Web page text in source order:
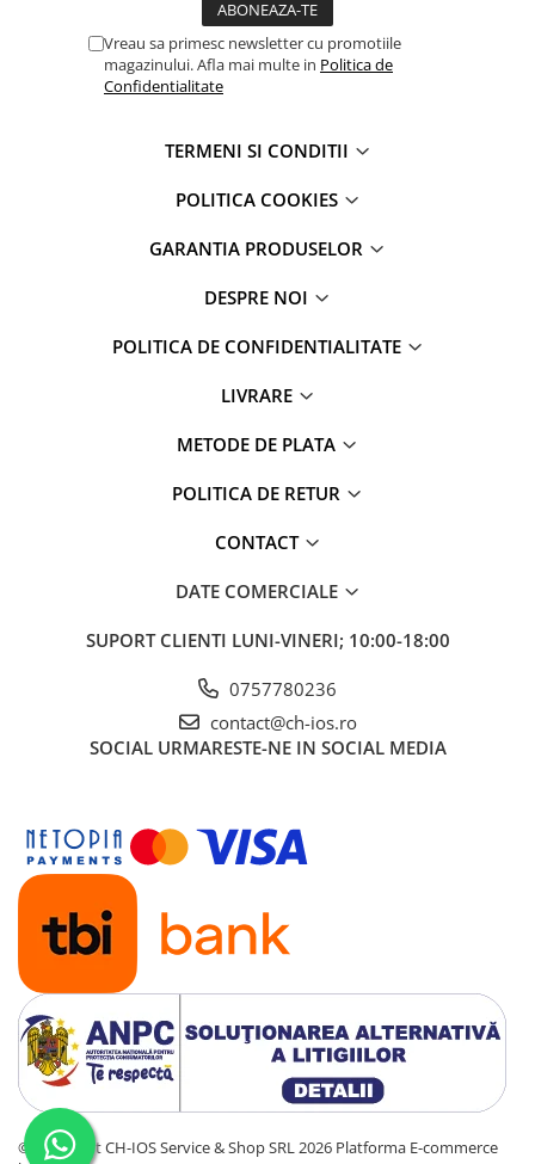
iPad Air 13 M3 (2025)
iPad Pro 11 Gen. 4 (2022)
Căști și boxe portabile
iPhone 13 Pro
iPhone 15
iPhone 15 Plus
iPhone 15 Pro
iPhone 15 Pro Max
iPhone 16
iPhone 16 Plus
iPhone 16 Pro
iPhone 16 Pro Max
iPhone 5
iPhone 5C
iPhone 6
Vreau sa primesc newsletter cu promotiile
magazinului. Afla mai multe in Politica de
Confidentialitate
TERMENI SI CONDITII
POLITICA COOKIES
GARANTIA PRODUSELOR
DESPRE NOI
POLITICA DE CONFIDENTIALITATE
LIVRARE
METODE DE PLATA
POLITICA DE RETUR
CONTACT
DATE COMERCIALE
SUPORT CLIENTI LUNI-VINERI; 10:00-18:00
0757780236
contact@ch-ios.ro
SOCIAL URMARESTE-NE IN SOCIAL MEDIA
©Copyright CH-IOS Service & Shop SRL 2026 Platforma E-commerce